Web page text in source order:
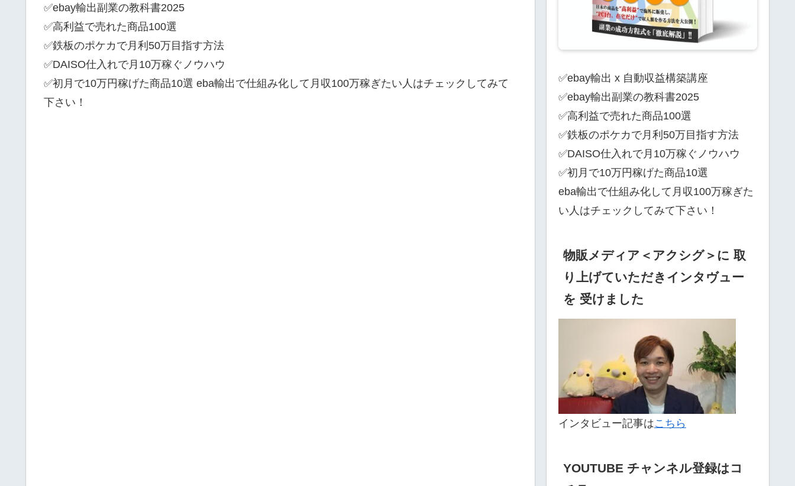
✅ebay輸出副業の教科書2025
✅高利益で売れた商品100選
✅鉄板のポケカで月利50万目指す方法
✅DAISO仕入れで月10万稼ぐノウハウ
✅初月で10万円稼げた商品10選 eba輸出で仕組み化して月収100万稼ぎたい人はチェックしてみて
下さい！
✅ebay輸出 x 自動収益構築講座
✅ebay輸出副業の教科書2025
✅高利益で売れた商品100選
✅鉄板のポケカで月利50万目指す方法
✅DAISO仕入れで月10万稼ぐノウハウ
✅初月で10万円稼げた商品10選
eba輸出で仕組み化して月収100万稼ぎた
い人はチェックしてみて下さい！
物販メディア＜アクシグ＞に 取
り上げていただきインタヴュー
を 受けました
インタビュー記事はこちら
YOUTUBE チャンネル登録はコ